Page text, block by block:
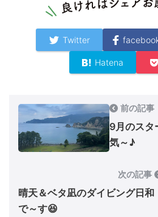
Twitter
Hatena
前の記事
9月のスタ
気～♪
次の記事
晴天＆ベタ凪のダイビング日和
で～す😆